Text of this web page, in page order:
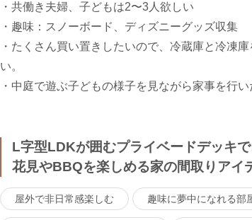
・共働き夫婦、子どもは2〜3人欲しい
・趣味：スノーボード、ディズニーグッズ収集
・たくさん買い置きしたいので、冷蔵庫と冷凍
い。
・中庭で遊ぶ子どもの様子を見ながら家事を行い
L字型LDKが囲むプライベードデッキ
花見やBBQを楽しめる家の間取りアイ
屋外で非日常感楽しむ 趣味に夢中になれる部